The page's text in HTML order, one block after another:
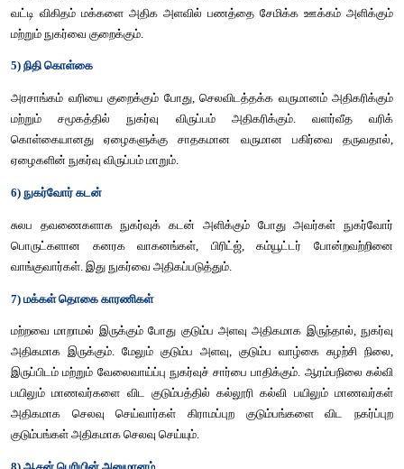
முறையே பிரிகின்றது.
கருத்துரை (3)
வருமானம் 180 லிருந்து 240 உயரும்போது நுகர்வை 170
சேமிப்பை 10 லிருந்து 20ஆகவும் அதிகரிக்க செய்கிறது. C
கோட்டிற்கும் இடையேயுள்ள அகன்ற பகுதி சேமிப்பைக் காட்டுகிறது.
4. நுகர்வு சார்பை தீர்மானிக்கின்ற காரணிகள் (அகவய
நுகர்வு சார்பை தூண்டுகின்ற காரணிகளை
பிரிக்கின்றார். அதாவது அகவய காரணிகள் மற்றும் புறவய
அ) அகவய காரணிகள்